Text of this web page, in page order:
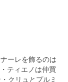
ーレを飾るのは
ティエノは仲買
クリュとプルミ